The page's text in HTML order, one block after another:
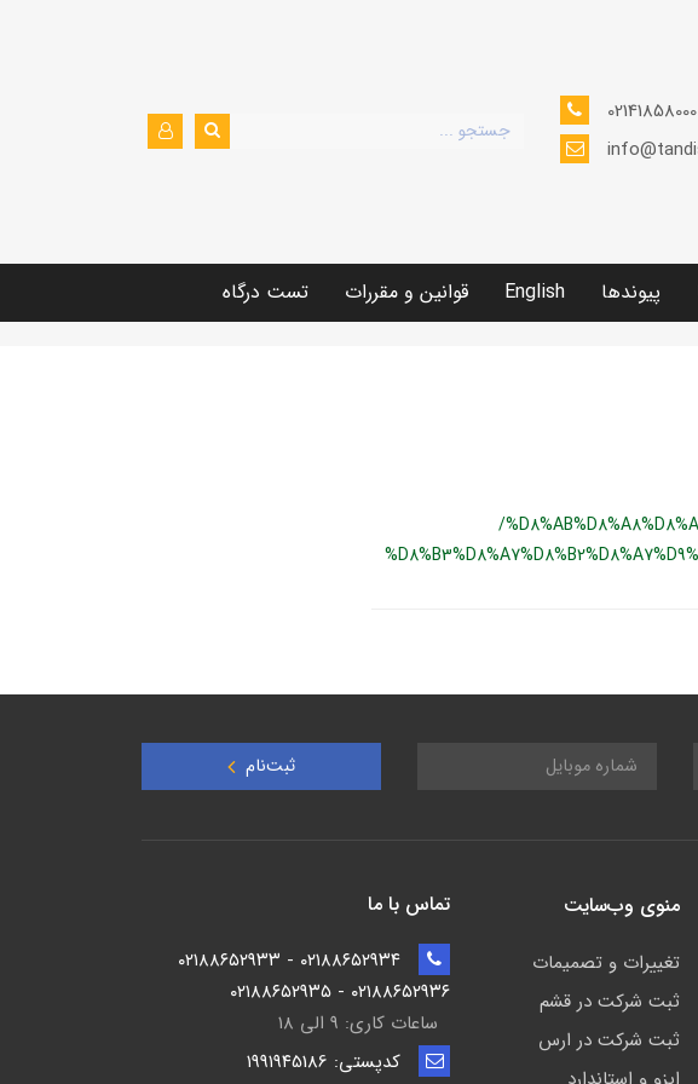
02141858000
پیوندها English قوانین و مقررات تست درگاه
/
ثبت‌نام
منوی وب‌سایت
تغییرات و تصمیمات
ثبت شرکت در قشم
ثبت شرکت در ارس
تماس با ما
۰۲۱۸۸۶۵۲۹۳۴ - ۰۲۱۸۸۶۵۲۹۳۳
۰۲۱۸۸۶۵۲۹۳۶ - ۰۲۱۸۸۶۵۲۹۳۵
ساعات کاری: ۹ الی ۱۸
کدپستی: ۱۹۹۱۹۴5186